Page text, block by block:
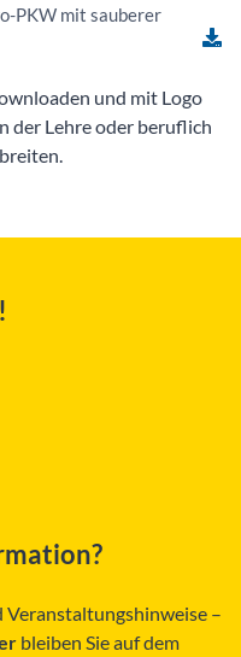
PKW mit sauberer
und mit Logo
der Lehre oder beruflich
–
bleiben Sie auf dem